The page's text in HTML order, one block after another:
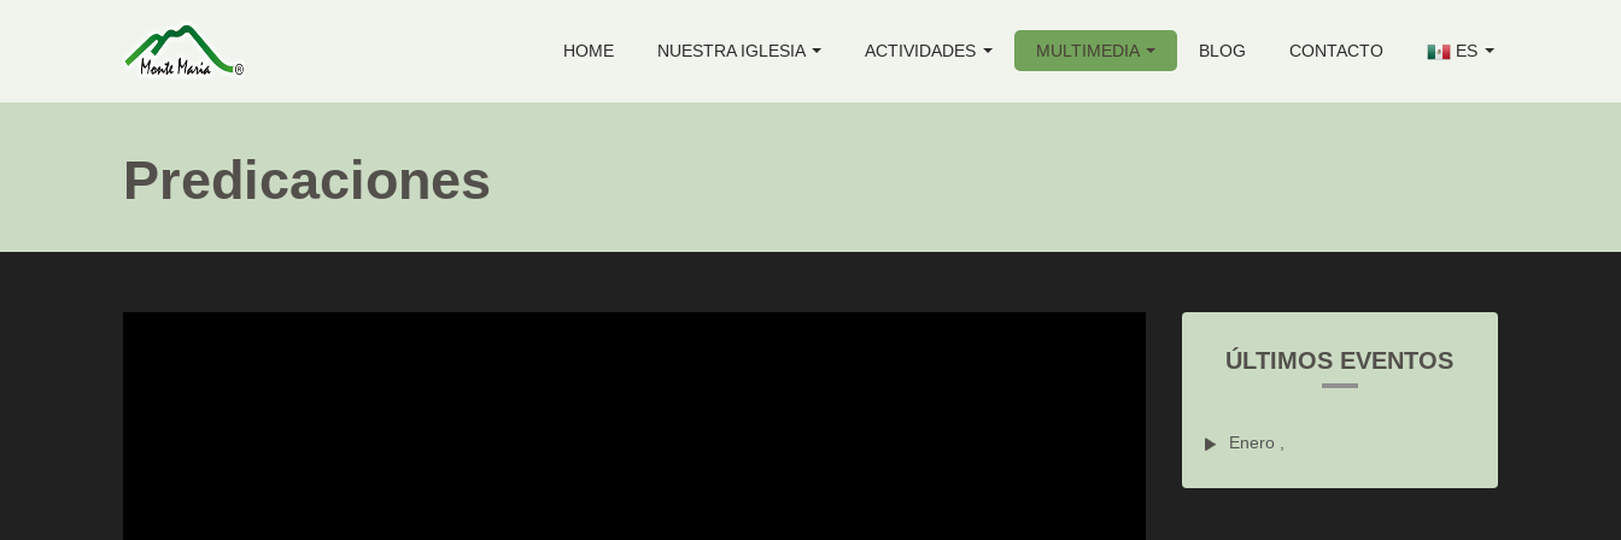
HOME NUESTRA IGLESIA ACTIVIDADES MULTIMEDIA BLOG CONTACTO ES
Predicaciones
ÚLTIMOS EVENTOS
Enero ,